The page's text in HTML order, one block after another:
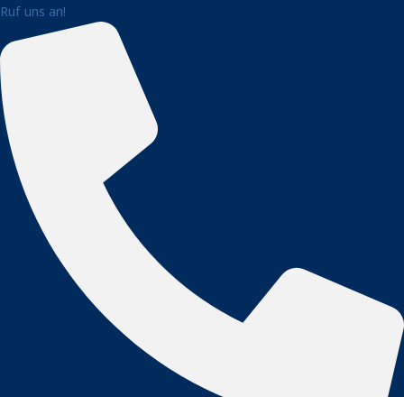
Ruf uns an!